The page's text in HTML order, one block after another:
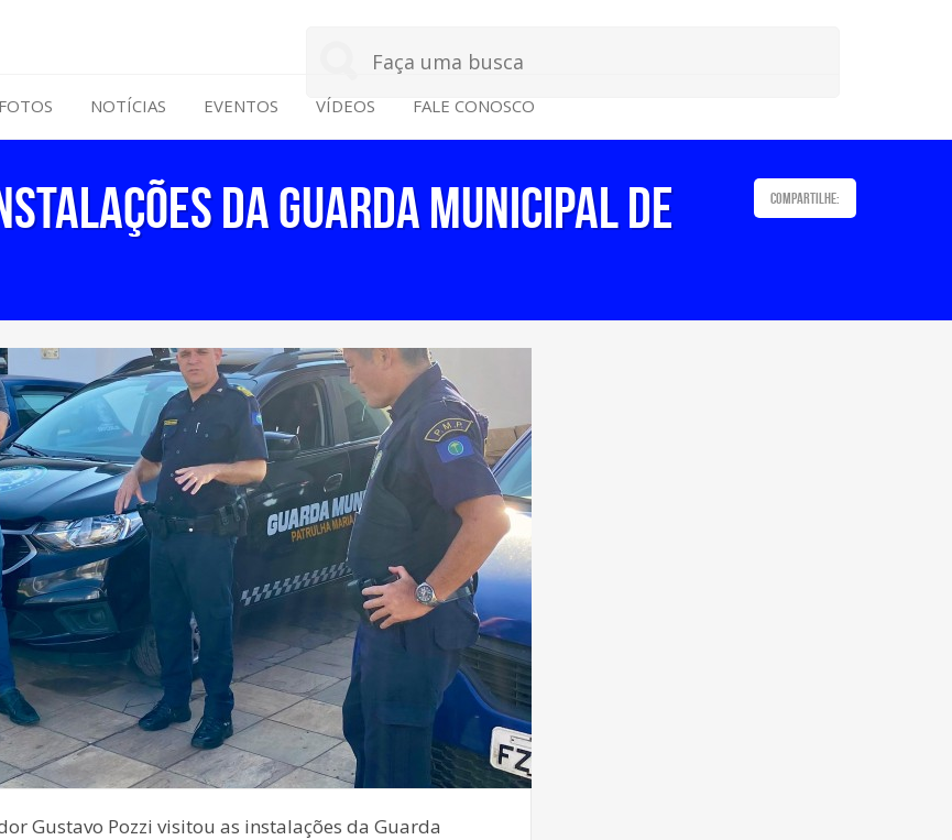
NOTÍCIAS EVENTOS VÍDEOS FALE CONOSCO
da Guarda Municipal de
Compartilhe:
Gustavo Pozzi visitou as instalações da Guarda